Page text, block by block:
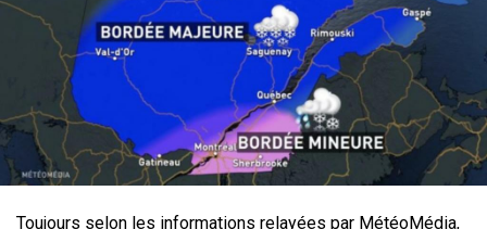
Toujours selon les informations relayées par MétéoMédia,